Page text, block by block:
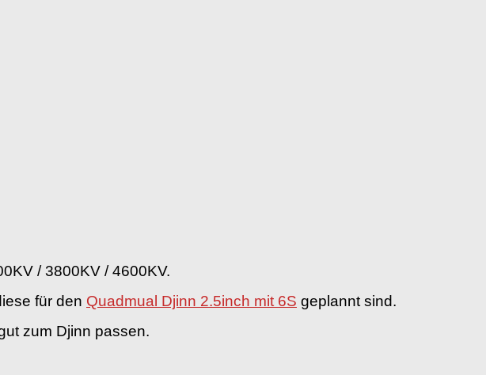
/ 3800KV / 4600KV.
für den Quadmual Djinn 2.5inch mit 6S geplannt sind.
zum Djinn passen.